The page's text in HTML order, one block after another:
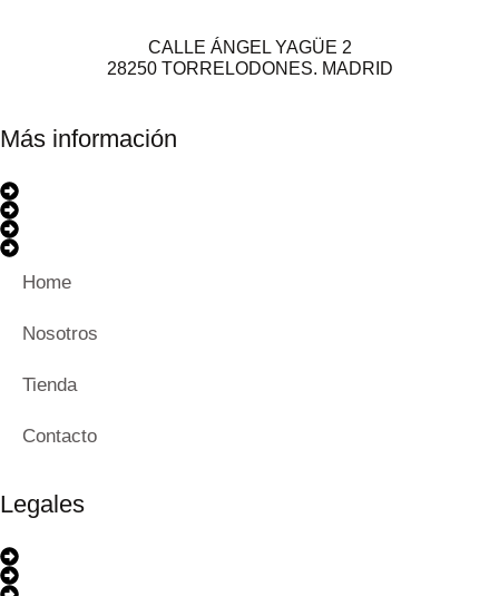
CALLE ÁNGEL YAGÜE 2
28250 TORRELODONES. MADRID
Más información
Home
Nosotros
Tienda
Contacto
Legales